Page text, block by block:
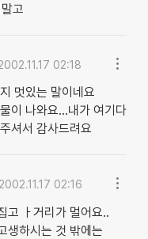
고
02:18
멋있는 말이네요
이 나와요...내가 여기다
셔서 감사드려요
2002.11.17 02:16
고 ㅏ거리가 멀어요..
생하시는 것 밖에는